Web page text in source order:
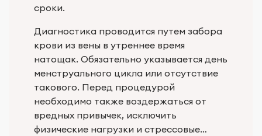
сроки.
Диагностика проводится путем забора
крови из вены в утреннее время
натощак. Обязательно указывается день
менструального цикла или отсутствие
такового. Перед процедурой
необходимо также воздержаться от
вредных привычек, исключить
физические нагрузки и стрессовые